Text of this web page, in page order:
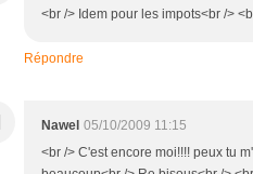
<br /> Idem pour les impots<br />
Répondre
Nawel 05/10/2009 11:15
<br /> C'est encore moi!!!! peux tu